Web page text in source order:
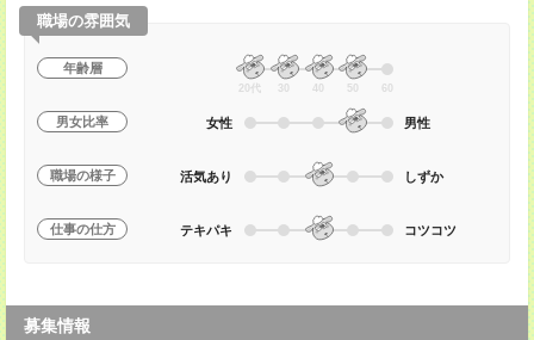
職場の雰囲気
年齢層
20代 30 40 50 60
男女比率 女性 男性
職場の様子 活気あり しずか
仕事の仕方 テキパキ コツコツ
募集情報